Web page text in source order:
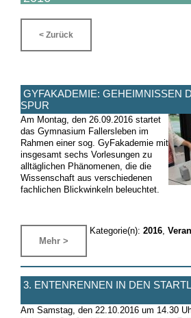
< Zurück
GYFAKADEMIE: GEHEIMNISSEN
SPUR
Am Montag, den 26.09.2016 startet
das Gymnasium Fallersleben im
Rahmen einer sog. GyFakademie mit
insgesamt sechs Vorlesungen zu
alltäglichen Phänomenen, die die
Wissenschaft aus verschiedenen
fachlichen Blickwinkeln beleuchtet.
Mehr >
Kategorie(n): 2016,
3. ENTENRENNEN IN DEN
Am Samstag, den 22.10.2016 um 14.30